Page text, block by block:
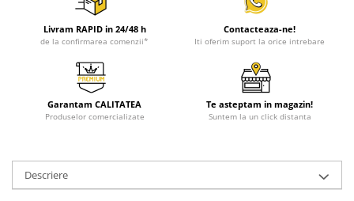
Livram RAPID in 24/48 h
de la confirmarea comenzii*
Contacteaza-ne!
Iti oferim suport la orice intrebare
Garantam CALITATEA
Produselor comercializate
Te asteptam in magazin!
Suntem la un click distanta
Descriere